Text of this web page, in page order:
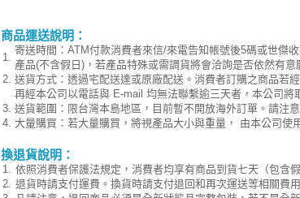
商品運送說明：
1.
寄送時間：ATM付款消費者來信/來電告知帳號後5碼或世傑
產品(不含假日)，若產品特殊或需調貨將會洽詢是否依然有意
2. 送貨方式：透過宅配送達或原廠配送。消費者訂購之商品若
再經本公司以電話與 E-mail 均無法聯繫逾三天者，本公司
3. 送貨範圍：限台灣本島地區，目前暫不開放海外訂單。請注
4. 大量購買：若大量購買，將視產品大小與重量， 由本公司使
換退貨說明：
1. 依照消費者保護法規定，消費者均享有商品到貨七天（包含
2. 退貨時請支付運費。換貨時請支付退回和再次運送等相關費